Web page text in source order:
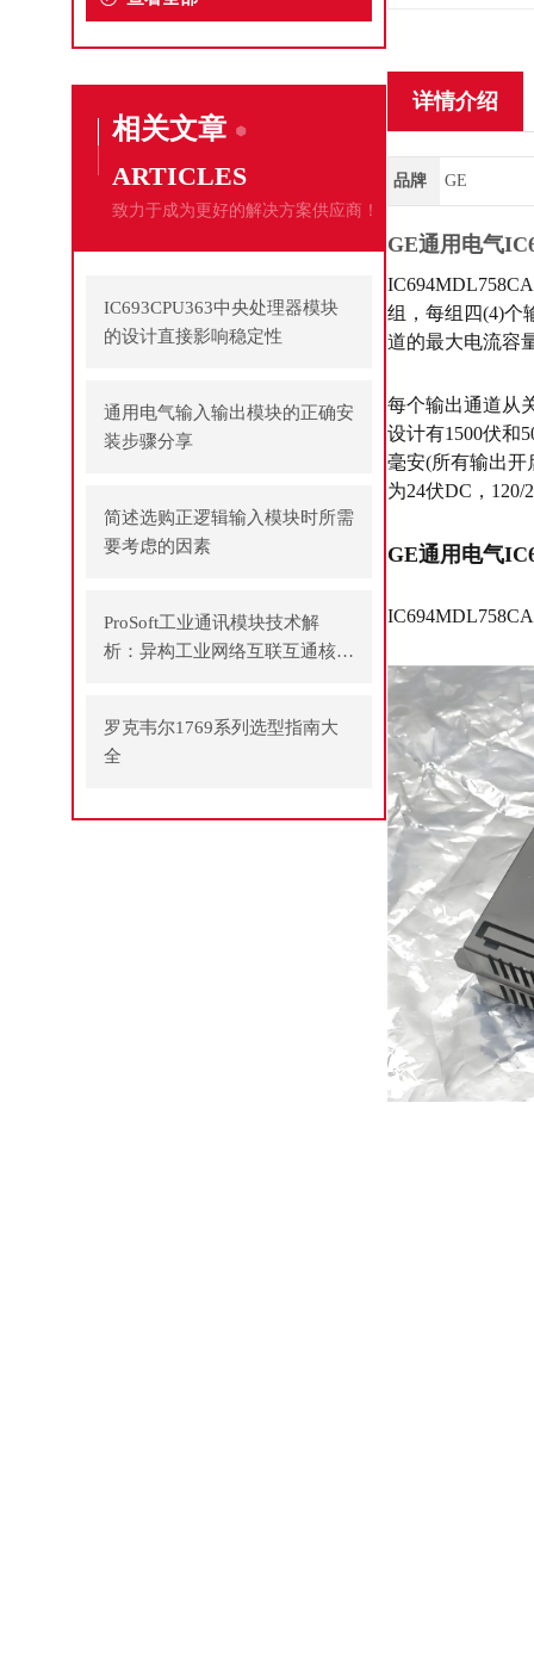
相关文章
ARTICLES
致力于成为更好的解决方案供应商！
IC693CPU363中央处理器模块
的设计直接影响稳定性
通用电气输入输出模块的正确安
装步骤分享
简述选购正逻辑输入模块时所需
要考虑的因素
ProSoft工业通讯模块技术解
析：异构工业网络互联互通核心
罗克韦尔1769系列选型指南大
全
详情介绍
品牌 GE
GE通用电气
组，每组四(4)个
道的最大电流容
每个输出通道从
设计有1500伏和
毫安(所有输出开
为24伏DC，120/
GE通用电气
IC694MDL758CA